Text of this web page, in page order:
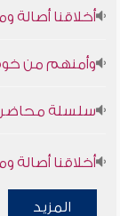
أخلاقنا أصالة
وأمنهم من
سلسلة محاضرات
أخلاقنا أصالة
وأمنهم من
المزيد